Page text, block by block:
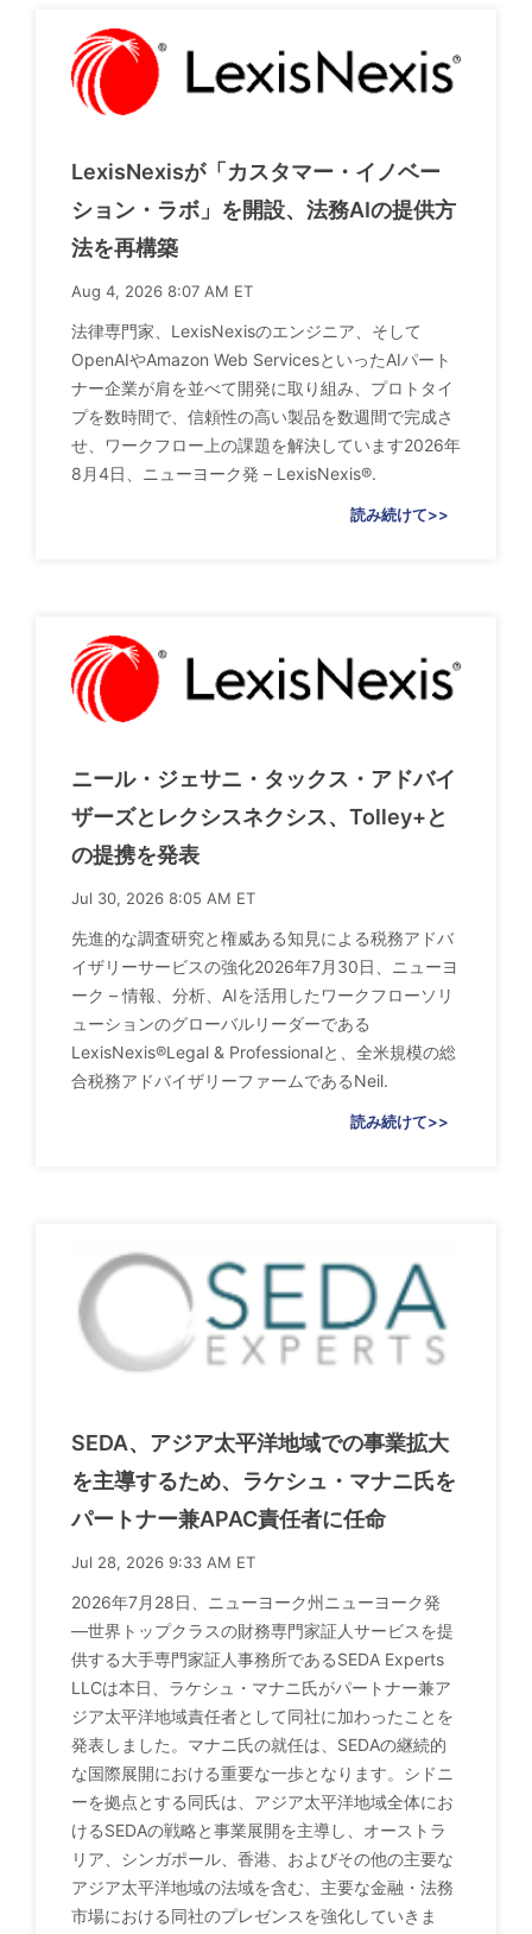
LexisNexisが「カスタマー・イノベー
ション・ラボ」を開設、法務AIの提供方
法を再構築
Aug 4, 2026 8:07 AM ET
法律専門家、LexisNexisのエンジニア、そして
OpenAIやAmazon Web ServicesといったAIパート
ナー企業が肩を並べて開発に取り組み、プロトタイ
プを数時間で、信頼性の高い製品を数週間で完成さ
せ、ワークフロー上の課題を解決しています2026年
8月4日、ニューヨーク発 – LexisNexis®.
読み続けて>>
ニール・ジェサニ・タックス・アドバイ
ザーズとレクシスネクシス、Tolley+と
の提携を発表
Jul 30, 2026 8:05 AM ET
先進的な調査研究と権威ある知見による税務アドバ
イザリーサービスの強化2026年7月30日、ニューヨ
ーク – 情報、分析、AIを活用したワークフローソリ
ューションのグローバルリーダーである
LexisNexis®Legal & Professionalと、全米規模の総
合税務アドバイザリーファームであるNeil.
読み続けて>>
SEDA、アジア太平洋地域での事業拡大
を主導するため、ラケシュ・マナニ氏を
パートナー兼APAC責任者に任命
Jul 28, 2026 9:33 AM ET
2026年7月28日、ニューヨーク州ニューヨーク発
―世界トップクラスの財務専門家証人サービスを提
供する大手専門家証人事務所であるSEDA Experts
LLCは本日、ラケシュ・マナニ氏がパートナー兼ア
ジア太平洋地域責任者として同社に加わったことを
発表しました。マナニ氏の就任は、SEDAの継続的
な国際展開における重要な一歩となります。シドニ
ーを拠点とする同氏は、アジア太平洋地域全体にお
けるSEDAの戦略と事業展開を主導し、オーストラ
リア、シンガポール、香港、およびその他の主要な
アジア太平洋地域の法域を含む、主要な金融・法務
市場における同社のプレゼンスを強化していきま